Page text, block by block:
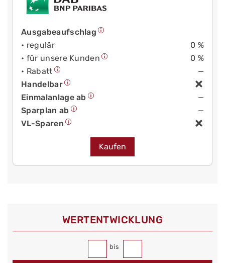
Ausgabeaufschlag
• regulär
0 %
• für unsere Kunden
0 %
• Rabatt
—
Handelbar
Einmalanlage ab
—
Sparplan ab
—
VL-Sparen
Kaufen
WERT­ENTWICKLUNG
bis